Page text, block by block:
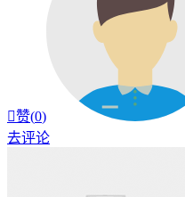
赞(0)
去评论